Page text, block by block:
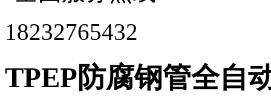
18232765432
TPEP防腐钢管全自